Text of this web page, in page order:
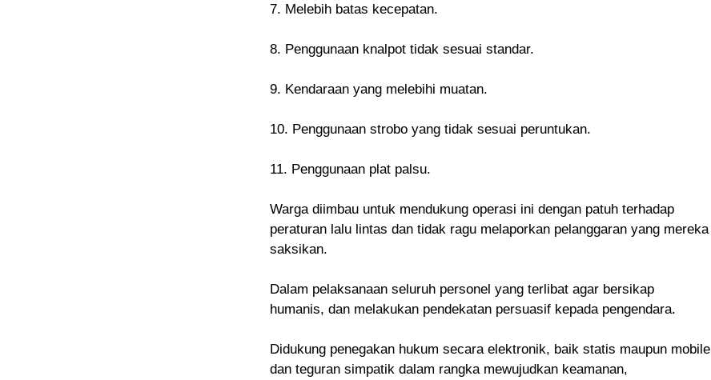
7. Melebih batas kecepatan.
8. Penggunaan knalpot tidak sesuai standar.
9. Kendaraan yang melebihi muatan.
10. Penggunaan strobo yang tidak sesuai peruntukan.
11. Penggunaan plat palsu.
Warga diimbau untuk mendukung operasi ini dengan patuh terhadap
peraturan lalu lintas dan tidak ragu melaporkan pelanggaran yang mereka
saksikan.
Dalam pelaksanaan seluruh personel yang terlibat agar bersikap
humanis, dan melakukan pendekatan persuasif kepada pengendara.
Didukung penegakan hukum secara elektronik, baik statis maupun mobile
dan teguran simpatik dalam rangka mewujudkan keamanan,